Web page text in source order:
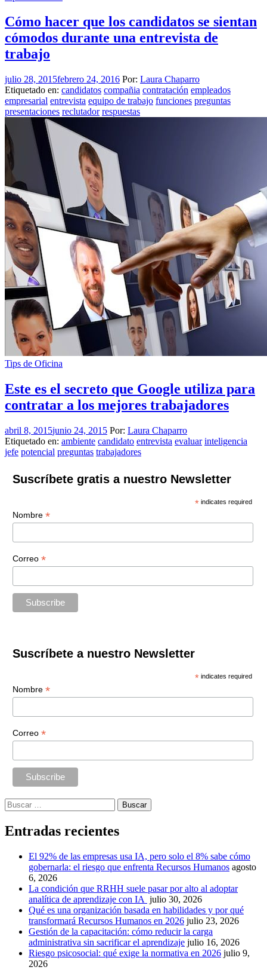
Cómo hacer que los candidatos se sientan
cómodos durante una entrevista de
trabajo
julio 28, 2015febrero 24, 2016 Por: Laura Chaparro
Etiquetado en: candidatos compañia contratación empleados
empresarial entrevista equipo de trabajo funciones preguntas
presentaciones reclutador respuestas
Tips de Oficina
Este es el secreto que Google utiliza para
contratar a los mejores trabajadores
abril 8, 2015junio 24, 2015 Por: Laura Chaparro
Etiquetado en: ambiente candidato entrevista evaluar inteligencia
jefe potencial preguntas trabajadores
Suscríbete gratis a nuestro Newsletter
* indicates required
Nombre *
Correo *
Suscríbete a nuestro Newsletter
* indicates required
Nombre *
Correo *
Buscar:
Entradas recientes
El 92% de las empresas usa IA, pero solo el 8% sabe cómo
gobernarla: el riesgo que enfrenta Recursos Humanos agosto
6, 2026
La condición que RRHH suele pasar por alto al adoptar
analítica de aprendizaje con IA julio 30, 2026
Qué es una organización basada en habilidades y por qué
transformará Recursos Humanos en 2026 julio 23, 2026
Gestión de la capacitación: cómo reducir la carga
administrativa sin sacrificar el aprendizaje julio 16, 2026
Riesgo psicosocial: qué exige la normativa en 2026 julio 9,
2026